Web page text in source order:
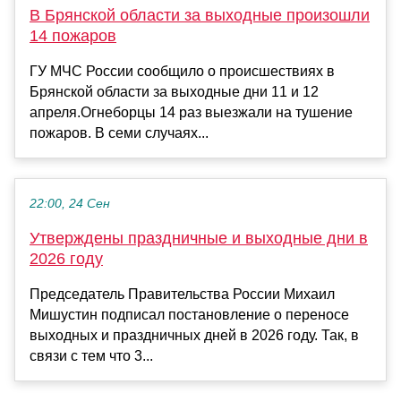
В Брянской области за выходные произошли
14 пожаров
ГУ МЧС России сообщило о происшествиях в
Брянской области за выходные дни 11 и 12
апреля.Огнеборцы 14 раз выезжали на тушение
пожаров. В семи случаях...
22:00, 24 Сен
Утверждены праздничные и выходные дни в
2026 году
Председатель Правительства России Михаил
Мишустин подписал постановление о переносе
выходных и праздничных дней в 2026 году. Так, в
связи с тем что 3...